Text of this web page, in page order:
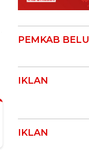
PEMKAB BELU
IKLAN
IKLAN